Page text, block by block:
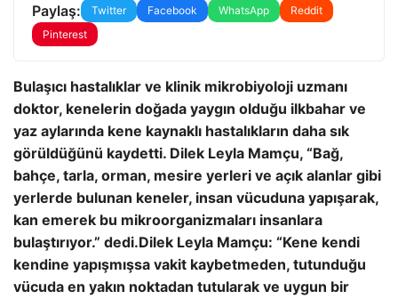
Paylaş: Twitter Facebook WhatsApp
Reddit
Pinterest
Bulaşıcı hastalıklar ve klinik mikrobiyoloji uzmanı
doktor, kenelerin doğada yaygın olduğu ilkbahar ve
yaz aylarında kene kaynaklı hastalıkların daha sık
görüldüğünü kaydetti. Dilek Leyla Mamçu, “Bağ,
bahçe, tarla, orman, mesire yerleri ve açık alanlar gibi
yerlerde bulunan keneler, insan vücuduna yapışarak,
kan emerek bu mikroorganizmaları insanlara
bulaştırıyor.” dedi.Dilek Leyla Mamçu: “Kene kendi
kendine yapışmışsa vakit kaybetmeden, tutunduğu
vücuda en yakın noktadan tutularak ve uygun bir